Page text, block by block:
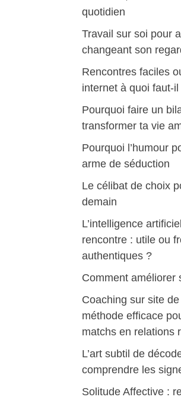
quotidien
Travail sur soi pour
changeant son
Rencontres faciles
internet à quoi faut-
Pourquoi faire un
transformer ta vie
Pourquoi l’humour
arme de séduction
Le célibat de choix
demain
L’intelligence
rencontre : utile ou
authentiques ?
Comment améliorer
Coaching sur site
méthode efficace
matchs en relations
L’art subtil de
comprendre les
Solitude Affective :